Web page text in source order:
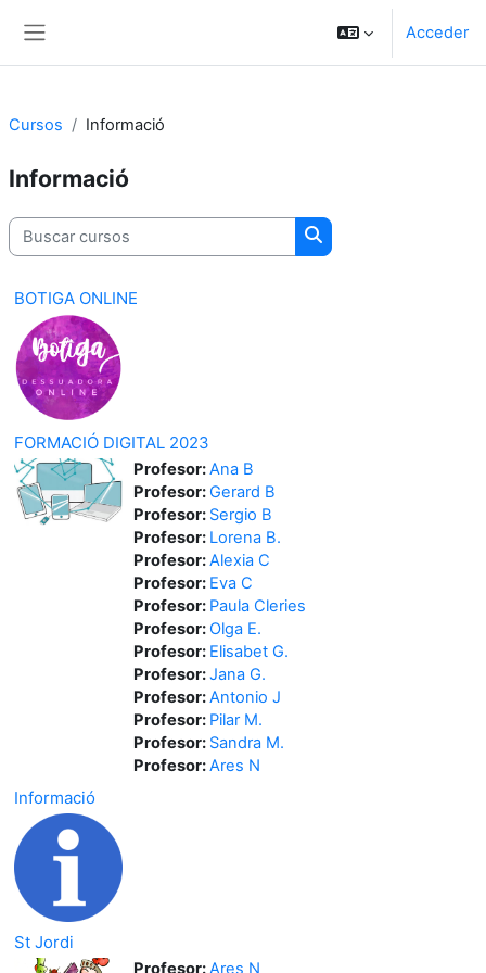
Acceder
Cursos Informació
Informació
Buscar cursos
Buscar cursos
BOTIGA ONLINE
FORMACIÓ DIGITAL 2023
Profesor:Ana B
Profesor:Gerard B
Profesor: Sergio B
Profesor: Lorena B.
Profesor:Alexia C
Profesor: Eva C
Profesor: Paula Cleries
Profesor:Olga E.
Profesor: Elisabet G.
Profesor:Jana G.
Profesor:Antonio J
Profesor: Pilar M.
Profesor: Sandra M.
Profesor:Ares N
Informació
St Jordi
Profesor:Ares N